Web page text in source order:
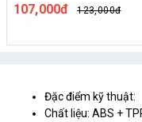
107,000đ 123,000đ
Đặc điểm kỹ thuật:
Chất liệu: ABS +